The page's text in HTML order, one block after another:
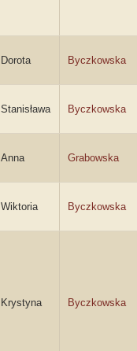
Dorota Byczkowska
Stanisława Byczkowska
Anna Grabowska
Wiktoria Byczkowska
Krystyna Byczkowska